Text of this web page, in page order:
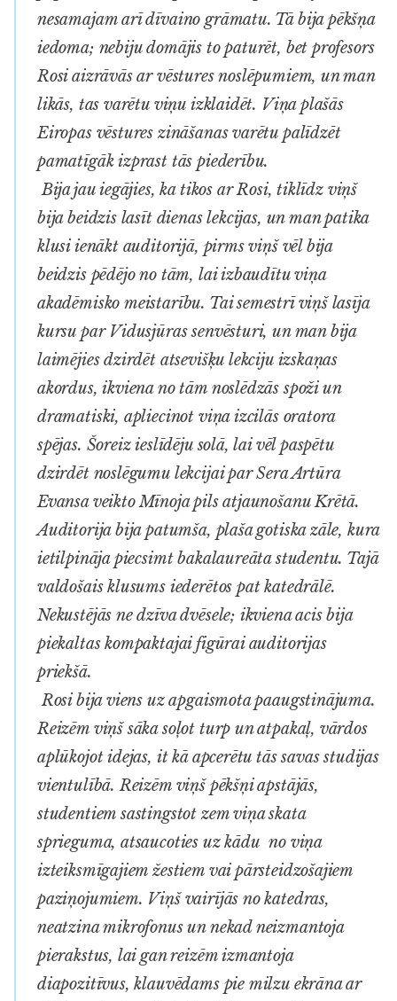
nesamajam arī dīvaino grāmatu. Tā bija pēkšņa
iedoma; nebiju domājis to paturēt, bet profesors
Rosi aizrāvās ar vēstures noslēpumiem, un man
likās, tas varētu viņu izklaidēt. Viņa plašās
Eiropas vēstures zināšanas varētu palīdzēt
pamatīgāk izprast tās piederību.
Bija jau iegājies, ka tikos ar Rosi, tiklīdz viņš
bija beidzis lasīt dienas lekcijas, un man patika
klusi ienākt auditorijā, pirms viņš vēl bija
beidzis pēdējo no tām, lai izbaudītu viņa
akadēmisko meistarību. Tai semestrī viņš lasīja
kursu par Vidusjūras senvēsturi, un man bija
laimējies dzirdēt atsevišķu lekciju izskaņas
akordus, ikviena no tām noslēdzās spoži un
dramatiski, apliecinot viņa izcilās oratora
spējas. Šoreiz ieslīdēju solā, lai vēl paspētu
dzirdēt noslēgumu lekcijai par Sera Artūra
Evansa veikto Mīnoja pils atjaunošanu Krētā.
Auditorija bija patumša, plaša gotiska zāle, kura
ietilpināja piecsimt bakalaureāta studentu. Tajā
valdošais klusums iederētos pat katedrālē.
Nekustējās ne dzīva dvēsele; ikviena acis bija
piekaltas kompaktajai figūrai auditorijas
priekšā.
Rosi bija viens uz apgaismota paaugstinājuma.
Reizēm viņš sāka soļot turp un atpakaļ, vārdos
aplūkojot idejas, it kā apcerētu tās savas studijas
vientulībā. Reizēm viņš pēkšņi apstājās,
studentiem sastingstot zem viņa skata
sprieguma, atsaucoties uz kādu no viņa
izteiksmīgajiem žestiem vai pārsteidzošajiem
paziņojumiem. Viņš vairījās no katedras,
neatzina mikrofonus un nekad neizmantoja
pierakstus, lai gan reizēm izmantoja
diapozitīvus, klauvēdams pie milzu ekrāna ar